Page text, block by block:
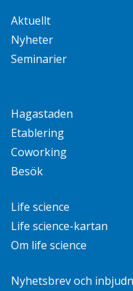
Aktuellt
Nyheter
Seminarier
Hagastaden
Etablering
Coworking
Besök
Life science
Life science-kartan
Om life science
Nyhetsbrev och